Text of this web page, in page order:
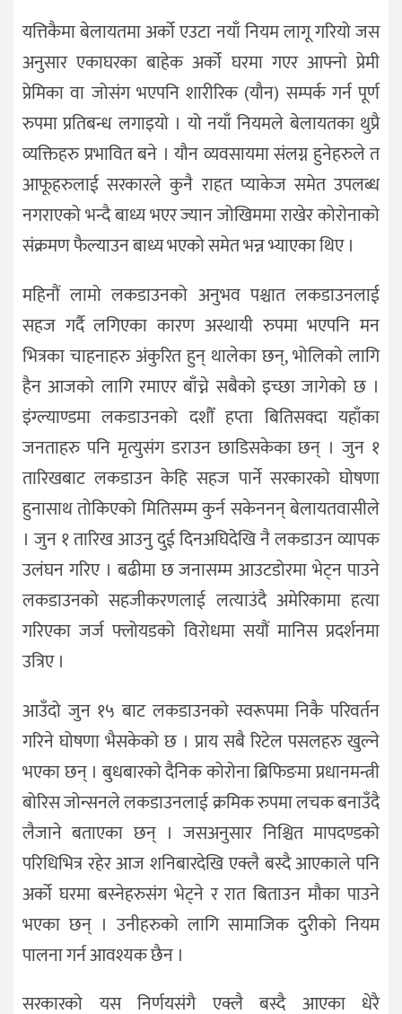
यत्तिकैमा बेलायतमा अर्को एउटा नयाँ नियम लागू गरियो जस
अनुसार एकाघरका बाहेक अर्को घरमा गएर आफ्नो प्रेमी
प्रेमिका वा जोसंग भएपनि शारीरिक (यौन) सम्पर्क गर्न पूर्ण
रुपमा प्रतिबन्ध लगाइयो । यो नयाँ नियमले बेलायतका थुप्रै
व्यक्तिहरु प्रभावित बने । यौन व्यवसायमा संलग्न हुनेहरुले त
आफूहरुलाई सरकारले कुनै राहत प्याकेज समेत उपलब्ध
नगराएको भन्दै बाध्य भएर ज्यान जोखिममा राखेर कोरोनाको
संक्रमण फैल्याउन बाध्य भएको समेत भन्न भ्याएका थिए ।
महिनौं लामो लकडाउनको अनुभव पश्चात लकडाउनलाई
सहज गर्दै लगिएका कारण अस्थायी रुपमा भएपनि मन
भित्रका चाहनाहरु अंकुरित हुन् थालेका छन्, भोलिको लागि
हैन आजको लागि रमाएर बाँच्ने सबैको इच्छा जागेको छ ।
इंग्ल्याण्डमा लकडाउनको दशौँ हप्ता बितिसक्दा यहाँका
जनताहरु पनि मृत्युसंग डराउन छाडिसकेका छन् । जुन १
तारिखबाट लकडाउन केहि सहज पार्ने सरकारको घोषणा
हुनासाथ तोकिएको मितिसम्म कुर्न सकेननन् बेलायतवासीले
। जुन १ तारिख आउनु दुई दिनअघिदेखि नै लकडाउन व्यापक
उलंघन गरिए । बढीमा छ जनासम्म आउटडोरमा भेट्न पाउने
लकडाउनको सहजीकरणलाई लत्याउंदै अमेरिकामा हत्या
गरिएका जर्ज फ्लोयडको विरोधमा सयौं मानिस प्रदर्शनमा
उत्रिए ।
आउँदो जुन १५ बाट लकडाउनको स्वरूपमा निकै परिवर्तन
गरिने घोषणा भैसकेको छ । प्राय सबै रिटेल पसलहरु खुल्ने
भएका छन् । बुधबारको दैनिक कोरोना ब्रिफिङमा प्रधानमन्त्री
बोरिस जोन्सनले लकडाउनलाई क्रमिक रुपमा लचक बनाउँदै
लैजाने बताएका छन् । जसअनुसार निश्चित मापदण्डको
परिधिभित्र रहेर आज शनिबारदेखि एक्लै बस्दै आएकाले पनि
अर्को घरमा बस्नेहरुसंग भेट्ने र रात बिताउन मौका पाउने
भएका छन् । उनीहरुको लागि सामाजिक दुरीको नियम
पालना गर्न आवश्यक छैन ।
सरकारको यस निर्णयसंगै एक्लै बस्दै आएका धेरै